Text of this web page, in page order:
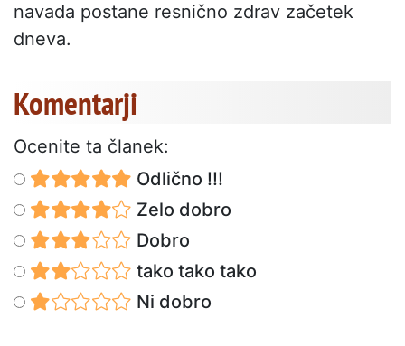
navada postane resnično zdrav začetek
dneva.
Komentarji
Ocenite ta članek:
Odlično !!!
Zelo dobro
Dobro
tako tako tako
Ni dobro